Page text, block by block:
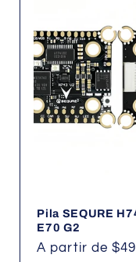
Pila SEQURE
E70 G2
Precio
A partir de